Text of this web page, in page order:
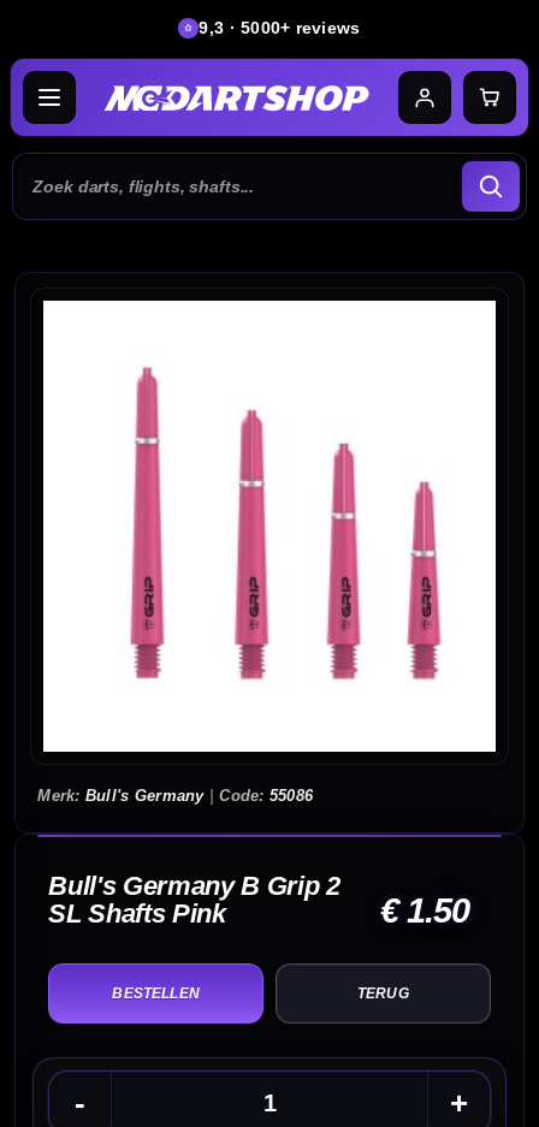
9,3 · 5000+ reviews
Bull's Germany| 55086
Bull's Germany B Grip 2
SL Shafts Pink
€ 1.50
TERUG
- +